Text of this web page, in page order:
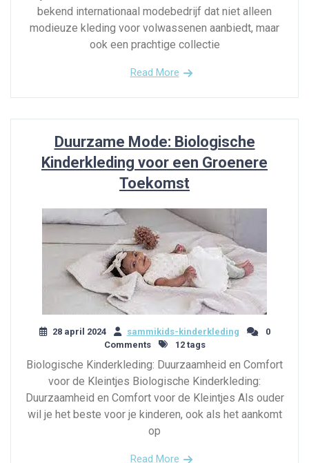
bekend internationaal modebedrijf dat niet alleen
modieuze kleding voor volwassenen aanbiedt, maar
ook een prachtige collectie
Read More
Duurzame Mode: Biologische
Kinderkleding voor een Groenere
Toekomst
28 april 2024 sammikids-kinderkleding
0
Comments
12 tags
Biologische Kinderkleding: Duurzaamheid en Comfort
voor de Kleintjes Biologische Kinderkleding:
Duurzaamheid en Comfort voor de Kleintjes Als ouder
wil je het beste voor je kinderen, ook als het aankomt
op
Read More